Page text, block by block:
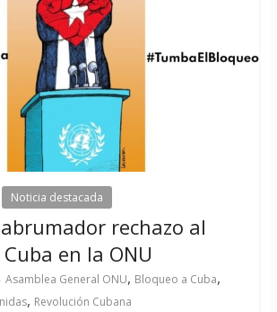
Noticia destacada
rechazo al
en la ONU
Asamblea General ONU, Bloqueo a Cuba,
, Revolución Cubana